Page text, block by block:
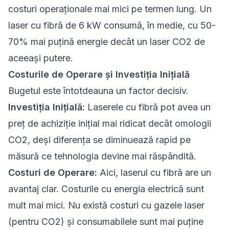
costuri operaționale mai mici pe termen lung. Un
laser cu fibră de 6 kW consumă, în medie, cu 50-
70% mai puțină energie decât un laser CO2 de
aceeași putere.
Costurile de Operare și Investiția Inițială
Bugetul este întotdeauna un factor decisiv.
Investiția Inițială: Laserele cu fibră pot avea un
preț de achiziție inițial mai ridicat decât omologii
CO2, deși diferența se diminuează rapid pe
măsură ce tehnologia devine mai răspândită.
Costuri de Operare: Aici, laserul cu fibră are un
avantaj clar. Costurile cu energia electrică sunt
mult mai mici. Nu există costuri cu gazele laser
(pentru CO2) și consumabilele sunt mai puține